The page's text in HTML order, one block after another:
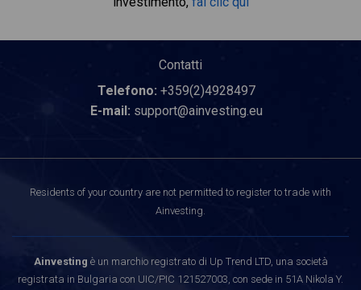
Contatti
Telefono: +359(2)4928497
E-mail: support@ainvesting.eu
Residents of your country are not permitted to register to trade with
Ainvesting.
Ainvesting è un marchio registrato di Up Trend LTD, una società
registrata in Bulgaria con UIC/PIC 121527003, con sede in 51A Nikola Y.